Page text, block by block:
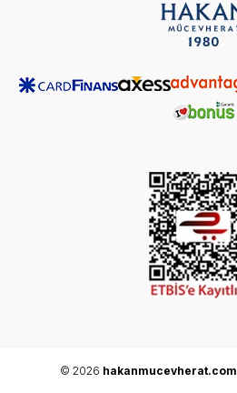
© 2026 hakanmucevherat.com